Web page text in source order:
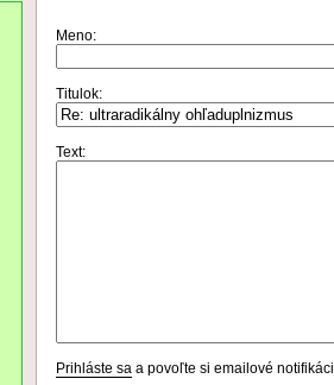
Meno:
Titulok:
Text:
Prihláste sa a povoľte si emailové